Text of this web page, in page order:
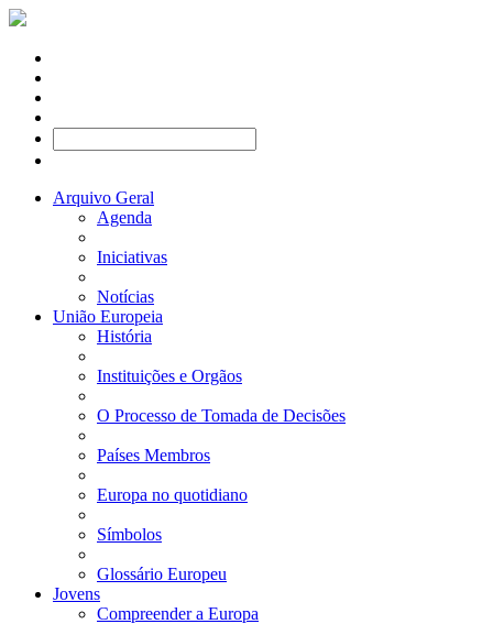
Arquivo Geral
Agenda
Iniciativas
Notícias
União Europeia
História
Instituições e Orgãos
O Processo de Tomada de Decisões
Países Membros
Europa no quotidiano
Símbolos
Glossário Europeu
Jovens
Compreender a Europa